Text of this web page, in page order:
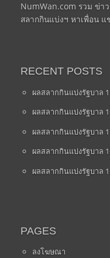
NumWan.com รวม ข่า
สลากกินแบ่งฯ หาเพื่อน แ
RECENT POSTS
ผลสลากกินแบ่งรัฐบาล
ผลสลากกินแบ่งรัฐบาล
ผลสลากกินแบ่งรัฐบาล
ผลสลากกินแบ่งรัฐบาล
ผลสลากกินแบ่งรัฐบาล
PAGES
ลงโฆษณา